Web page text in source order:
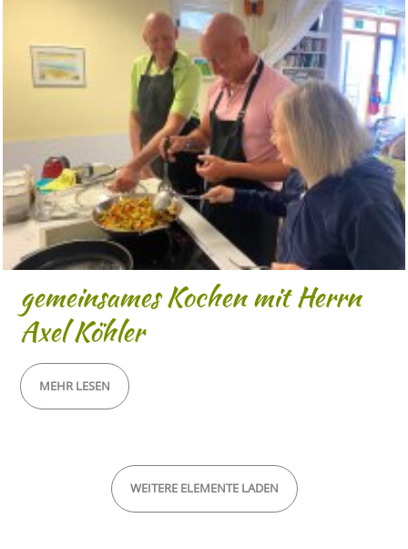
gemeinsames Kochen mit Herrn
Axel Köhler
MEHR LESEN
WEITERE ELEMENTE LADEN